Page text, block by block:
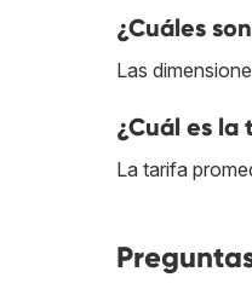
¿Cuáles
Las
¿Cuál es
La tarifa